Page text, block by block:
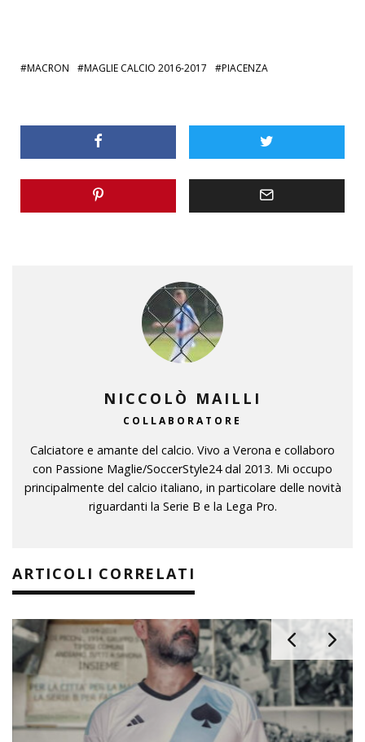
MACRON MAGLIE CALCIO 2016-2017 PIACENZA
NICCOLÒ MAILLI
COLLABORATORE
Calciatore e amante del calcio. Vivo a Verona e collaboro
con Passione Maglie/SoccerStyle24 dal 2013. Mi occupo
principalmente del calcio italiano, in particolare delle novità
riguardanti la Serie B e la Lega Pro.
ARTICOLI CORRELATI